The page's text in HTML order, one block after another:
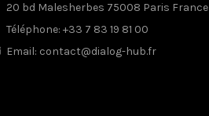
20 bd Malesherbes 75008 Paris France
Téléphone: +33 7 83 19 81 00
Email: contact@dialog-hub.fr